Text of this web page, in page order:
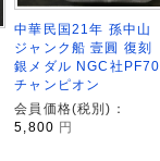
中華民国21年 孫中山
ジャンク船 壹圓 復刻
銀メダル NGC社PF70
チャンピオン
会員価格(税別)：
5,800 円